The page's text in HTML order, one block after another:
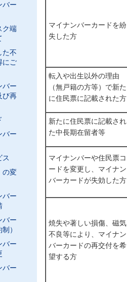
バー
ク端
た不
にご
バー
び再
バー
ス
の変
バー
バー
）
バー
バー
マイナンバーカードを紛
失した方
転入や出生以外の理由
（無戸籍の方等）で新た
に住民票に記載された方
新たに住民票に記載され
た中長期在留者等
マイナンバーや住民票コ
ードを変更し、マイナン
バーカードが失効した方
焼失や著しい損傷、磁気
不良等により、マイナン
バーカードの再交付を希
望する方